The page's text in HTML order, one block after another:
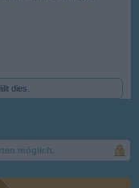
dies.
möglich.